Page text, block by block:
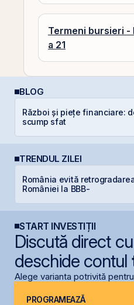
Termeni bursieri -
a 21
BLOG
Război și piețe financiare:
scump sfat
TRENDUL ZILEI
România evită
României la BBB-
START INVESTIȚII
Discută direct
deschide contul
Alege varianta potrivită
PROGRAMEAZĂ